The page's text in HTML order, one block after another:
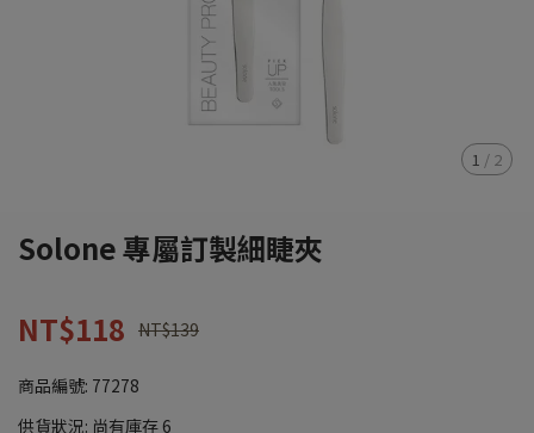
1 / 2
Solone 專屬訂製細睫夾
NT$118 NT$139
商品編號: 77278
供貨狀況: 尚有庫存 6